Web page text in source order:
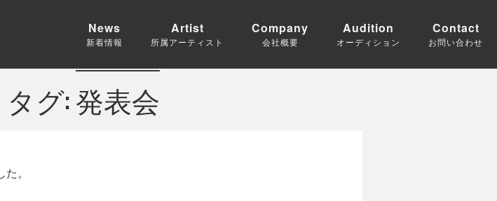
News
新着情報
Artist
所属アーティスト
Company
会社概要
Audition
オーディション
Contact
お問い合わせ
グ:発表会
。